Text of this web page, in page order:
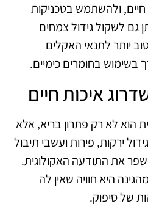
ולהשתמש בטכניקות
גם לשקול גידול צמחים
יותר לתנאי האקלים
בשימוש בחומרים כימיים.
איכות חיים
הוא לא רק פתרון בריא, אלא
ירקות, פירות ועשבי תיבול
את התודעה האקולוגית.
היא חוויה שאין לה
של סיפוק.